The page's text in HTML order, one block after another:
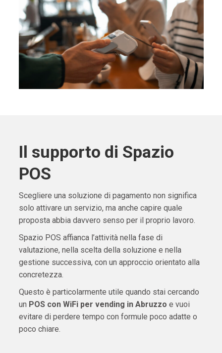
Il supporto di Spazio
POS
Scegliere una soluzione di pagamento non significa
solo attivare un servizio, ma anche capire quale
proposta abbia davvero senso per il proprio lavoro.
Spazio POS affianca l’attività nella fase di
valutazione, nella scelta della soluzione e nella
gestione successiva, con un approccio orientato alla
concretezza.
Questo è particolarmente utile quando stai cercando
un POS con WiFi per vending in Abruzzo e vuoi
evitare di perdere tempo con formule poco adatte o
poco chiare.